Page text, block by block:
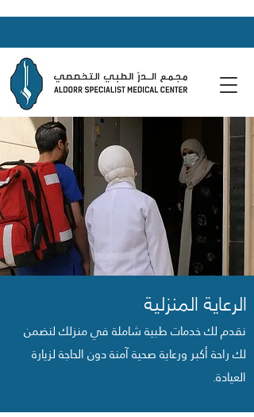
الرعاية المنزلية
نقدم لك خدمات طبية شاملة في منزلك لنضمن
لك راحة أكبر ورعاية صحية آمنة دون الحاجة لزيارة
العيادة.